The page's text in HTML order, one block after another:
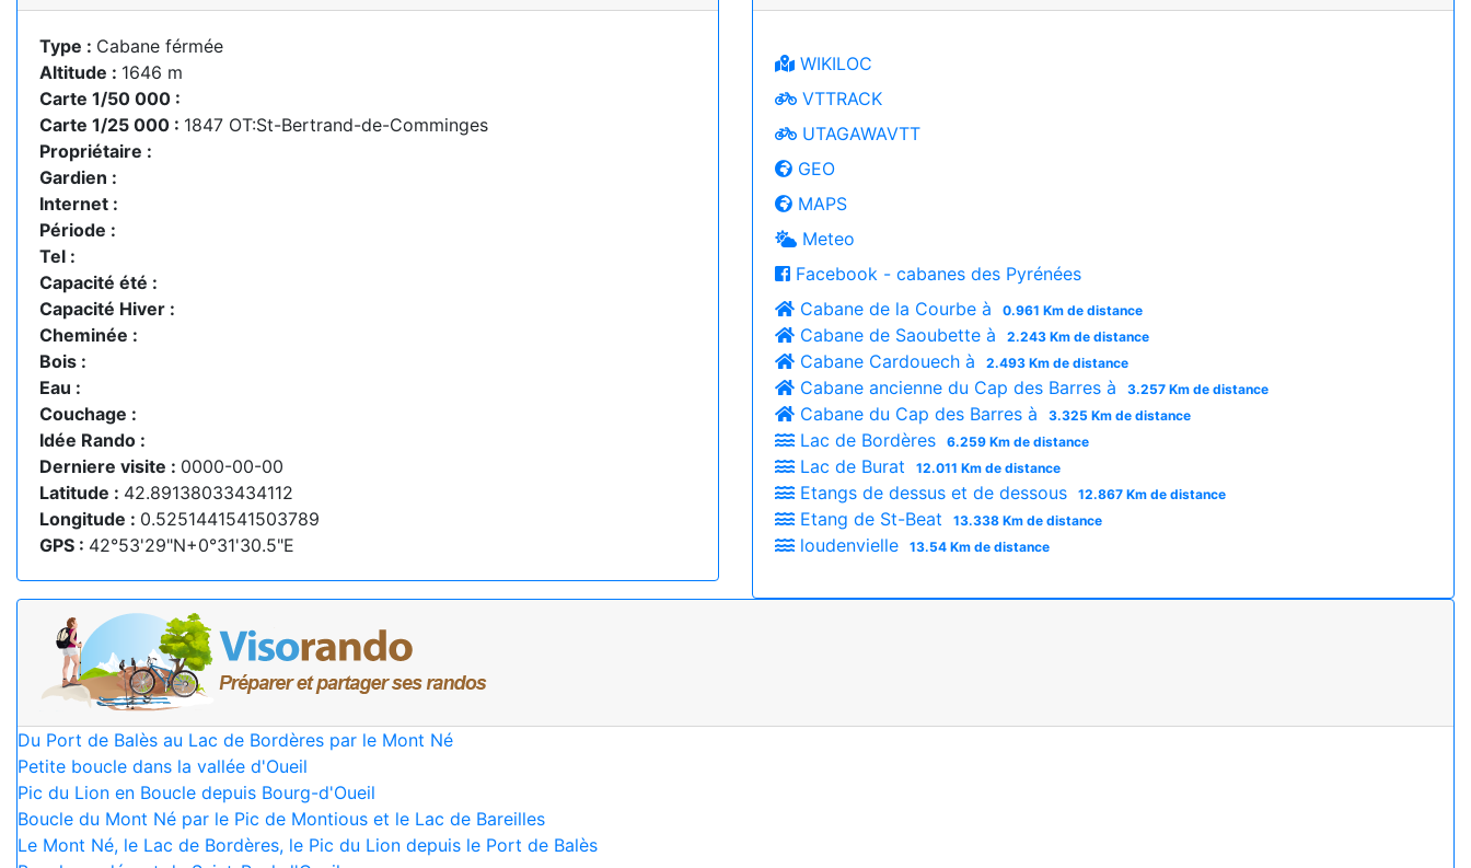
Type : Cabane férmée
Altitude : 1646 m
Carte 1/50 000 :
Carte 1/25 000 : 1847 OT:St-Bertrand-de-Comminges
Propriétaire :
Gardien :
Internet :
Période :
Tel :
Capacité été :
Capacité Hiver :
Cheminée :
Bois :
Eau :
Couchage :
Idée Rando :
Derniere visite : 0000-00-00
Latitude : 42.89138033434112
Longitude : 0.5251441541503789
GPS : 42°53'29"N+0°31'30.5"E
WIKILOC
VTTRACK
UTAGAWAVTT
GEO
MAPS
Meteo
Facebook - cabanes des Pyrénées
Cabane de la Courbe à
0.961 Km de distance
Cabane de Saoubette à 2.243 Km de distance
Cabane Cardouech à 2.493 Km de distance
Cabane ancienne du Cap des Barres à 3.257 Km de distance
Cabane du Cap des Barres à 3.325 Km de distance
Lac de Bordères 6.259 Km de distance
Lac de Burat 12.011 Km de distance
Etangs de dessus et de dessous 12.867 Km de distance
Etang de St-Beat 13.338 Km de distance
loudenvielle 13.54 Km de distance
Du Port de Balès au Lac de Bordères par le Mont Né
Petite boucle dans la vallée d'Oueil
Pic du Lion en Boucle depuis Bourg-d'Oueil
Boucle du Mont Né par le Pic de Montious et le Lac de Bareilles
Le Mont Né, le Lac de Bordères, le Pic du Lion depuis le Port de Balès